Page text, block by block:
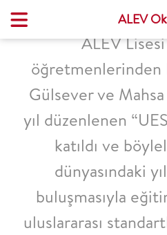
ALEV
ALEV
öğretmenlerinden
Gülsever ve
yıl düzenlenen
katıldı ve
dünyasındaki
buluşmasıyla
uluslararası